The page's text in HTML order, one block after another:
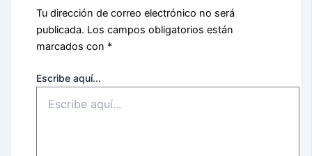
Tu dirección de correo electrónico no será
publicada. Los campos obligatorios están
marcados con *
Escribe aquí...